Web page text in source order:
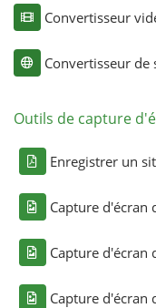
Convertisseur
Convertisseur de
Outils de capture
Enregistrer un
Capture d'écran
Capture d'écran
Capture d'écran